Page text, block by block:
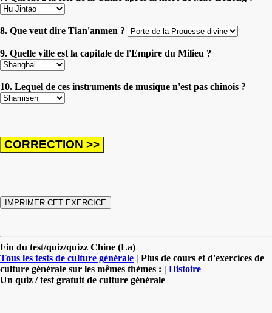
8. Que veut dire Tian'anmen ?
9. Quelle ville est la capitale de l'Empire du Milieu ?
10. Lequel de ces instruments de musique n'est pas chinois ?
Fin du test/quiz/quizz Chine (La)
Tous les tests de culture générale | Plus de cours et d'exercices de
culture générale sur les mêmes thèmes : | Histoire
Un quiz / test gratuit de culture générale